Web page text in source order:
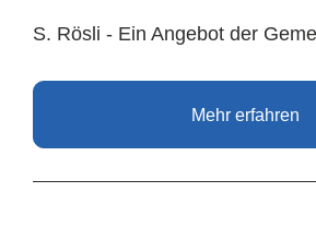
S. Rösli - Ein Angebot der
Mehr erfahren